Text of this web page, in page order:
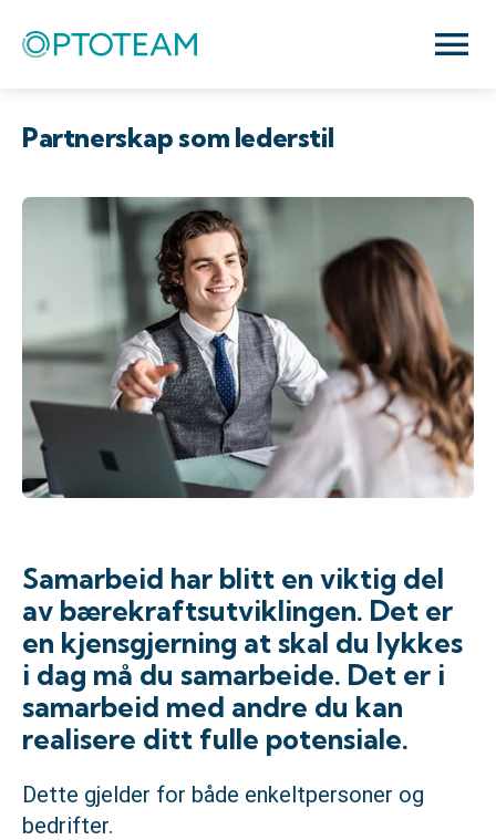
Partnerskap som lederstil
Samarbeid har blitt en viktig del
av bærekraftsutviklingen. Det er
en kjensgjerning at skal du lykkes
i dag må du samarbeide. Det er i
samarbeid med andre du kan
realisere ditt fulle potensiale.
Dette gjelder for både enkeltpersoner og
bedrifter.